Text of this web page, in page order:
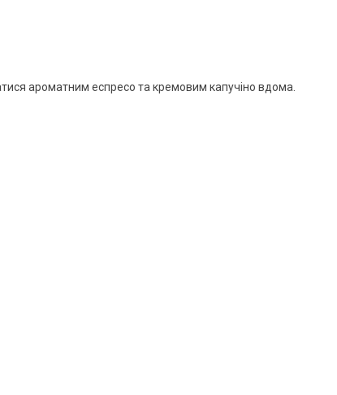
ароматним еспресо та кремовим капучіно вдома.